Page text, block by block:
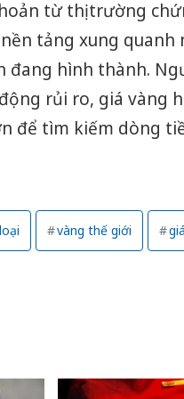
từ thị trường
tảng xung quanh
đang hình thành.
rủi ro, giá vàng
để tìm kiếm dòng
vàng thế giới